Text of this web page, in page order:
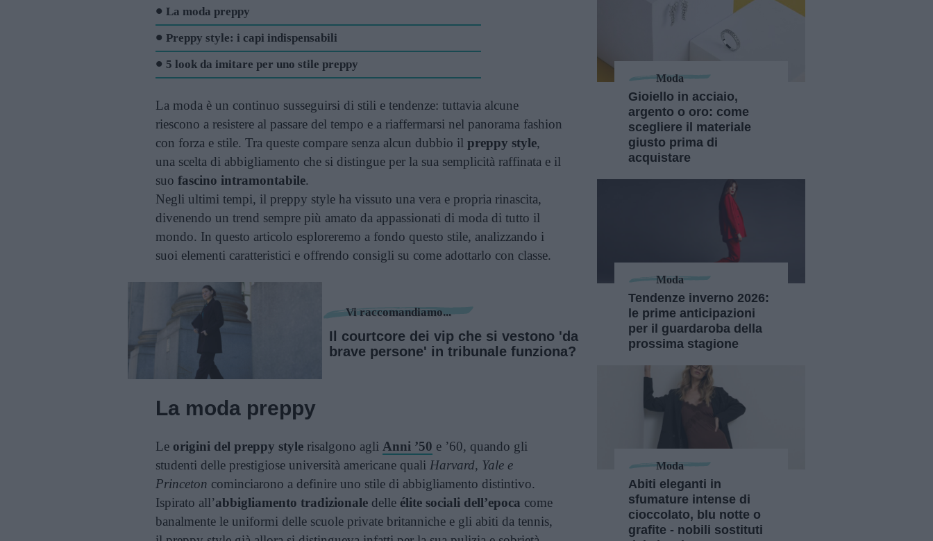
La moda preppy
Preppy style: i capi indispensabili
5 look da imitare per uno stile preppy
La moda è un continuo susseguirsi di stili e tendenze: tuttavia alcune
riescono a resistere al passare del tempo e a riaffermarsi nel panorama fashion
con forza e stile. Tra queste compare senza alcun dubbio il preppy style,
una scelta di abbigliamento che si distingue per la sua semplicità raffinata e il
suo fascino intramontabile.
Negli ultimi tempi, il preppy style ha vissuto una vera e propria rinascita,
divenendo un trend sempre più amato da appassionati di moda di tutto il
mondo. In questo articolo esploreremo a fondo questo stile, analizzando i
suoi elementi caratteristici e offrendo consigli su come adottarlo con classe.
Vi raccomandiamo...
Il courtcore dei vip che si vestono 'da
brave persone' in tribunale funziona?
La moda preppy
Le origini del preppy style risalgono agli Anni ’50 e ’60, quando gli
studenti delle prestigiose università americane quali Harvard, Yale e
Princeton cominciarono a definire uno stile di abbigliamento distintivo.
Ispirato all’abbigliamento tradizionale delle élite sociali dell’epoca come
banalmente le uniformi delle scuole private britanniche e gli abiti da tennis,
Moda
Gioiello in acciaio,
argento o oro: come
scegliere il materiale
giusto prima di
acquistare
Moda
Tendenze inverno 2026:
le prime anticipazioni
per il guardaroba della
prossima stagione
Moda
Abiti eleganti in
sfumature intense di
cioccolato, blu notte o
grafite - nobili sostituti